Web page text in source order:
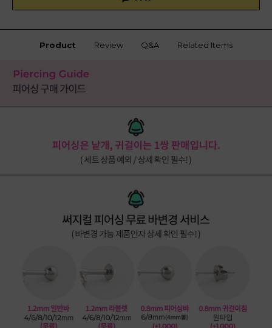
Product Review Q&A Related Items